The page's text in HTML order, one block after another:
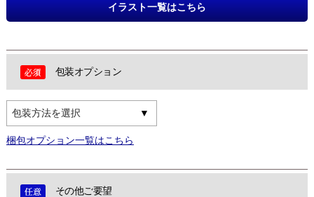
イラスト一覧はこちら
包装オプション
包装方法を選択
梱包オプション一覧はこちら
その他ご要望